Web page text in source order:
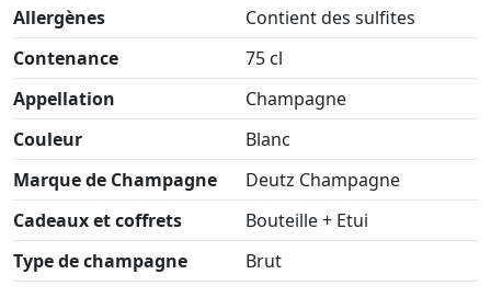
Allergènes
Contient des sulfites
Contenance
75 cl
Appellation
Champagne
Couleur
Blanc
Marque de Champagne
Deutz Champagne
Cadeaux et coffrets
Bouteille + Etui
Type de champagne
Brut